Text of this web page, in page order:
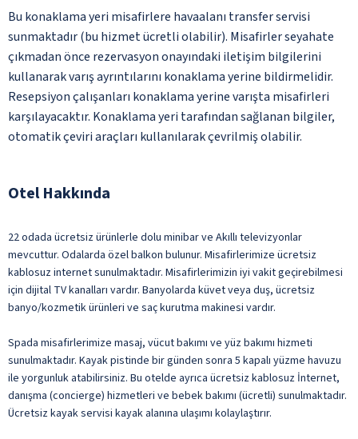
Bu konaklama yeri misafirlere havaalanı transfer servisi
sunmaktadır (bu hizmet ücretli olabilir). Misafirler seyahate
çıkmadan önce rezervasyon onayındaki iletişim bilgilerini
kullanarak varış ayrıntılarını konaklama yerine bildirmelidir.
Resepsiyon çalışanları konaklama yerine varışta misafirleri
karşılayacaktır. Konaklama yeri tarafından sağlanan bilgiler,
otomatik çeviri araçları kullanılarak çevrilmiş olabilir.
Otel Hakkında
22 odada ücretsiz ürünlerle dolu minibar ve Akıllı televizyonlar
mevcuttur. Odalarda özel balkon bulunur. Misafirlerimize ücretsiz
kablosuz internet sunulmaktadır. Misafirlerimizin iyi vakit geçirebilmesi
için dijital TV kanalları vardır. Banyolarda küvet veya duş, ücretsiz
banyo/kozmetik ürünleri ve saç kurutma makinesi vardır.
Spada misafirlerimize masaj, vücut bakımı ve yüz bakımı hizmeti
sunulmaktadır. Kayak pistinde bir günden sonra 5 kapalı yüzme havuzu
ile yorgunluk atabilirsiniz. Bu otelde ayrıca ücretsiz kablosuz İnternet,
danışma (concierge) hizmetleri ve bebek bakımı (ücretli) sunulmaktadır.
Ücretsiz kayak servisi kayak alanına ulaşımı kolaylaştırır.